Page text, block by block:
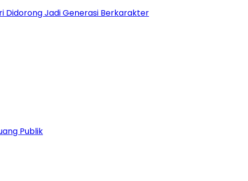
Didorong Jadi Generasi Berkarakter
Publik